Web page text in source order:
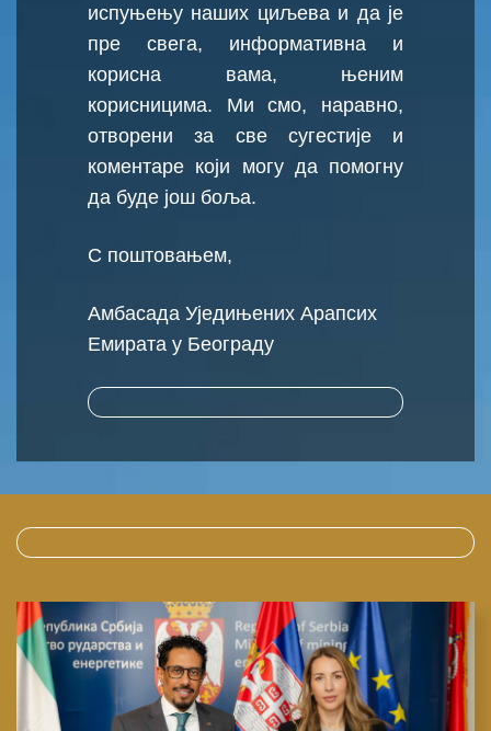
испуњењу наших циљева и да је
пре свега, информативна и
корисна вама, њеним
корисницима. Ми смо, наравно,
отворени за све сугестије и
коментаре који могу да помогну
да буде још боља.
С поштовањем,
Амбасада Уједињених Арапсих
Емирата у Београду